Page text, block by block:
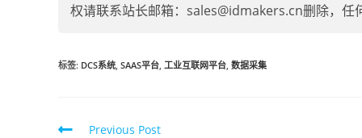
权请联系站长邮箱：sales@idmakers.cn删除，
标签: DCS系统 SAAS平台 工业互联网平台 数据采集
Previous Post